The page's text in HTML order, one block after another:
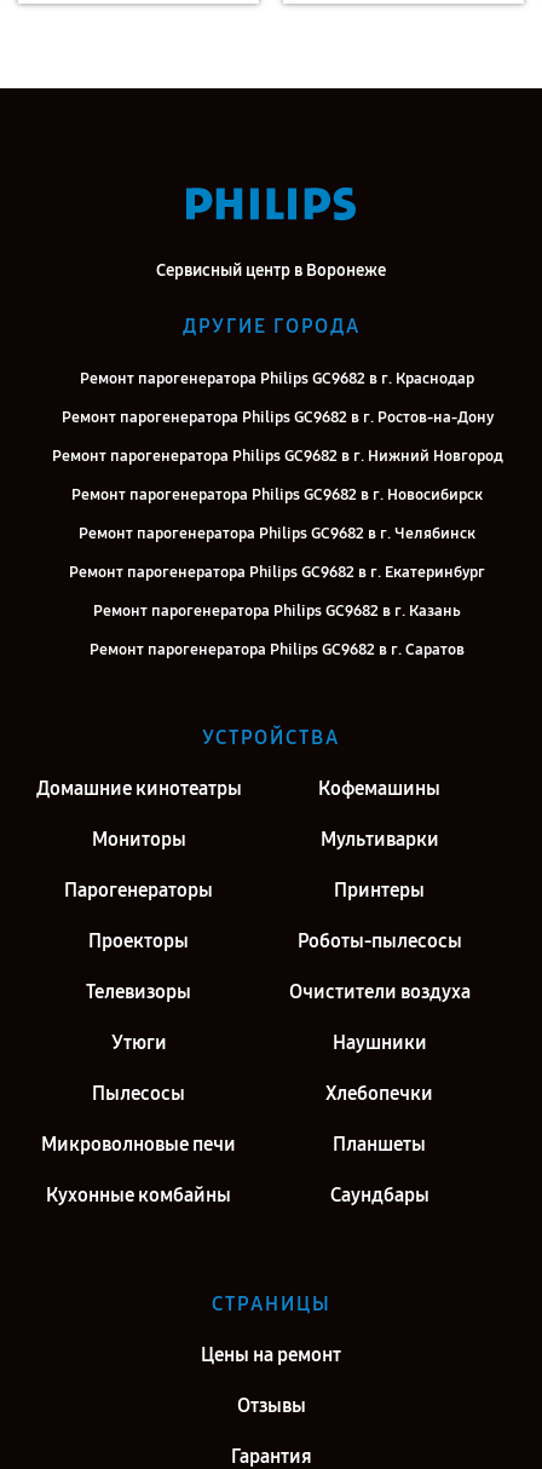
Сервисный центр в Воронеже
ДРУГИЕ ГОРОДА
Ремонт парогенератора Philips GC9682 в г. Краснодар
Ремонт парогенератора Philips GC9682 в г. Ростов-на-Дону
Ремонт парогенератора Philips GC9682 в г. Нижний Новгород
Ремонт парогенератора Philips GC9682 в г. Новосибирск
Ремонт парогенератора Philips GC9682 в г. Челябинск
Ремонт парогенератора Philips GC9682 в г. Екатеринбург
Ремонт парогенератора Philips GC9682 в г. Казань
Ремонт парогенератора Philips GC9682 в г. Саратов
Ремонт парогенератора Philips GC9682 в г. Москва
УСТРОЙСТВА
Домашние кинотеатры Кофемашины
Мониторы Мультиварки
Парогенераторы Принтеры
Проекторы Роботы-пылесосы
Телевизоры Очистители воздуха
Утюги Наушники
Пылесосы Хлебопечки
Микроволновые печи Планшеты
Кухонные комбайны Саундбары
СТРАНИЦЫ
Цены на ремонт
Отзывы
Гарантия